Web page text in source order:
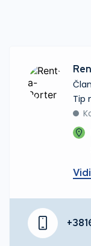
tip